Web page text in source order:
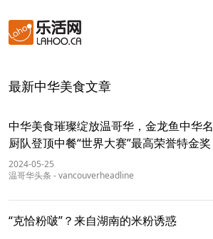
最新中华美食文章
中华美食璀璨绽放温哥华，金龙鱼中华名
厨队登顶中餐“世界大赛”最高荣誉特金奖
2024-05-25
温哥华头条 -vancouverheadline
“克恰粉啵”？来自湖南的米粉诱惑